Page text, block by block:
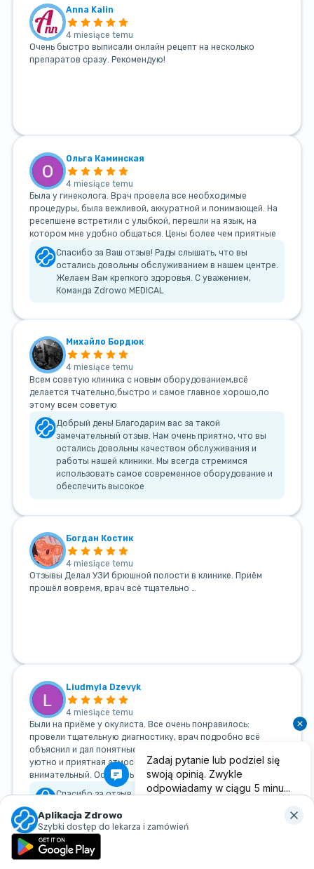
Aplikacja Zdrowo
Szybki dostęp do lekarza i zamówień
Anna Kalin
4 miesiące temu
Очень быстро выписали онлайн рецепт на несколько
препаратов сразу. Рекомендую!
Ольга Каминская
4 miesiące temu
Была у гинеколога. Врач провела все необходимые
процедуры, была вежливой, аккуратной и понимающей. На
ресепшене встретили с улыбкой, перешли на язык, на
котором мне удобно общаться. Цены более чем приятные
Спасибо за Ваш отзыв! Рады слышать, что вы
остались довольны обслуживанием в нашем центре.
Желаем Вам крепкого здоровья. С уважением,
Команда Zdrowo MEDICAL
Михайло Бордюк
4 miesiące temu
Всем советую клиника с новым оборудованием,всё
делается тчательно,быстро и самое главное хорошо,по
этому всем советую
Добрый день! Благодарим вас за такой
замечательный отзыв. Нам очень приятно, что вы
остались довольны качеством обслуживания и
работы нашей клиники. Мы всегда стремимся
использовать самое современное оборудование и
обеспечить высокое
Богдан Костик
4 miesiące temu
Отзывы Делал УЗИ брюшной полости в клинике. Приём
прошёл вовремя, врач всё тщательно …
Liudmyla Dzevyk
4 miesiące temu
Были на приёме у окулиста. Все очень понравилось:
провели тщательную диагностику, врач подробно всё
объяснил и дал понятные рекомендации. В клинике чисто,
уютно и приятная атмосфера. Персонал вежливый и
внимательный. Остались очень довольны визитом, спасибо!
Спасибо за отзыв. Рады, что прием у доктора
важно, чтобы пациенты получали внимательное
обслуживание и понятные рекомендации.